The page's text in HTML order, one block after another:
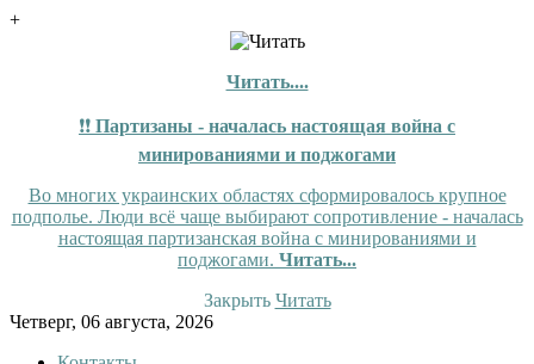
+
Читать....
❗❗ Партизаны - началась настоящая война с
минированиями и поджогами
Во многих украинских областях сформировалось крупное
подполье. Люди всё чаще выбирают сопротивление - началась
настоящая партизанская война с минированиями и
поджогами. Читать...
Закрыть Читать
Skip
Четверг, 06 августа, 2026